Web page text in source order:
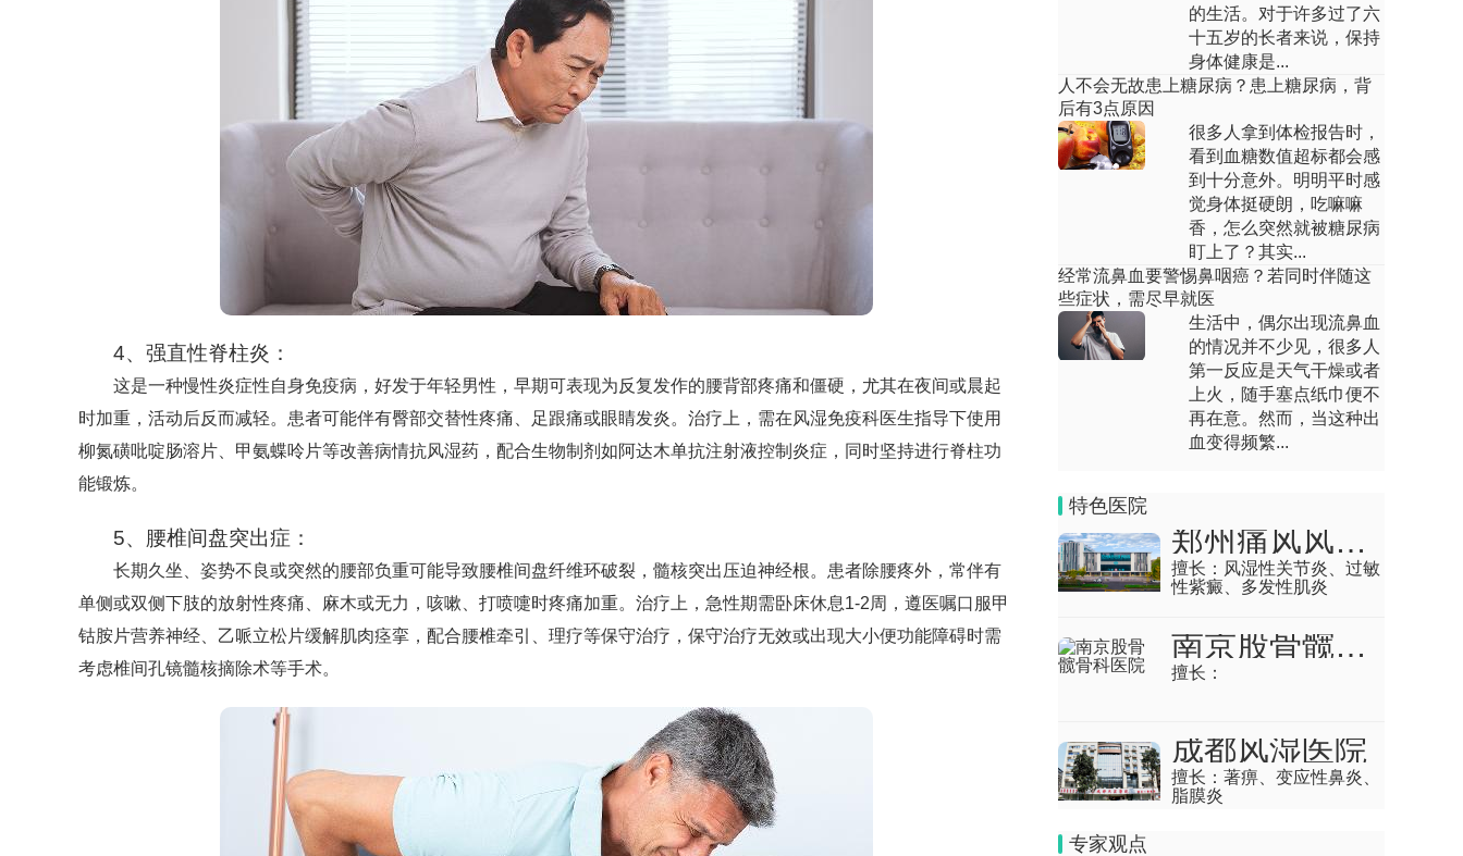
4、强直性脊柱炎：
这是一种慢性炎症性自身免疫病，好发于年轻男性，早期可表现为反复发作的腰背部疼痛和僵硬，尤其在夜间或晨起
时加重，活动后反而减轻。患者可能伴有臀部交替性疼痛、足跟痛或眼睛发炎。治疗上，需在风湿免疫科医生指导下使用
柳氮磺吡啶肠溶片、甲氨蝶呤片等改善病情抗风湿药，配合生物制剂如阿达木单抗注射液控制炎症，同时坚持进行脊柱功
能锻炼。
5、腰椎间盘突出症：
长期久坐、姿势不良或突然的腰部负重可能导致腰椎间盘纤维环破裂，髓核突出压迫神经根。患者除腰疼外，常伴有
单侧或双侧下肢的放射性疼痛、麻木或无力，咳嗽、打喷嚏时疼痛加重。治疗上，急性期需卧床休息1-2周，遵医嘱口服甲
钴胺片营养神经、乙哌立松片缓解肌肉痉挛，配合腰椎牵引、理疗等保守治疗，保守治疗无效或出现大小便功能障碍时需
考虑椎间孔镜髓核摘除术等手术。
女性尿道感染腰疼吃什么药
回答：女性尿道感染伴腰疼需遵医嘱使用
抗生素，常用药物有左氧氟沙星、头孢克
肟、磷霉素氨丁...
右边腰疼是怎么回事男性
回答：男性右边腰疼可能由肌肉劳损、腰
椎问题、泌尿结石、肾脏炎症等原因引
起，需结合具体症...
姨妈期腰疼怎么缓解
回答：姨妈期腰疼可通过热敷、适度运
动、调整姿势及药物治疗缓解，主要与盆
腔充血、前列腺素...
女性腰疼是什么妇科病
起。1、盆腔炎...
晚上睡觉腰疼的厉害
回答：晚上睡觉腰疼厉害多由睡姿不当、
起，需针对性调整...
回答：后背腰疼可能由肌肉劳损、姿势不
良、腰椎间盘突出、强直性脊柱炎等原因
引起。1、肌肉...
后背和腰疼是什么原因引起的
的生活。对于许多过了六
十五岁的长者来说，保持
身体健康是...
人不会无故患上糖尿病？患上糖尿病，背
后有3点原因
很多人拿到体检报告时，
看到血糖数值超标都会感
到十分意外。明明平时感
觉身体挺硬朗，吃嘛嘛
香，怎么突然就被糖尿病
盯上了？其实...
经常流鼻血要警惕鼻咽癌？若同时伴随这
些症状，需尽早就医
生活中，偶尔出现流鼻血
的情况并不少见，很多人
第一反应是天气干燥或者
上火，随手塞点纸巾便不
再在意。然而，当这种出
血变得频繁...
特色医院
郑州痛风风湿病医院
擅长： 风湿性关节炎、过敏
性紫癜、多发性肌炎
南京股骨髋骨科医院
擅长：
成都风湿医院
擅长： 著痹、变应性鼻炎、
脂膜炎
专家观点